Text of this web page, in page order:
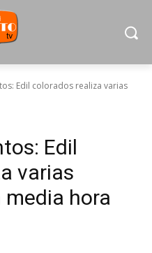
Edil colorados realiza varias
Edil
varias
hora